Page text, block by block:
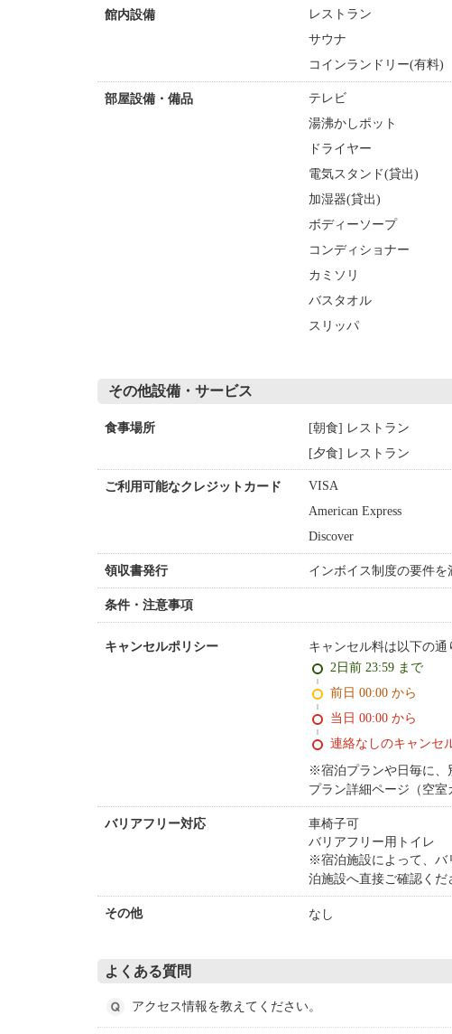
館内設備 レストラン
サウナ
コインランドリー(有料)
部屋設備・備品 テレビ
湯沸かしポット
ドライヤー
電気スタンド(貸出)
加湿器(貸出)
ボディーソープ
コンディショナー
カミソリ
バスタオル
スリッパ
その他設備・サービス
食事場所
[朝食] レストラン
[夕食] レストラン
ご利用可能なクレジットカード VISA
American Express
Discover
領収書発行 インボイス制度の要件を
条件・注意事項
キャンセルポリシー キャンセル料は以下の通
2日前 23:59 まで
前日 00:00 から
当日 00:00 から
連絡なしのキャンセ
※宿泊プランや日毎に、
プラン詳細ページ（空室
バリアフリー対応
車椅子可
バリアフリー用トイレ
※宿泊施設によって、バ
泊施設へ直接ご確認くだ
その他 なし
よくある質問
アクセス情報を教えてください。